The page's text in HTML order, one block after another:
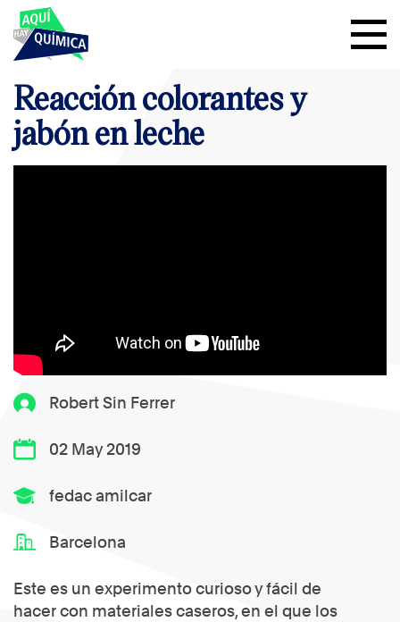
Robert Sin Ferrer
02 May 2019
fedac amilcar
Barcelona
Este es un experimento curioso y fácil de
hacer con materiales caseros, en el que los
Reacción colorantes y
jabón en leche